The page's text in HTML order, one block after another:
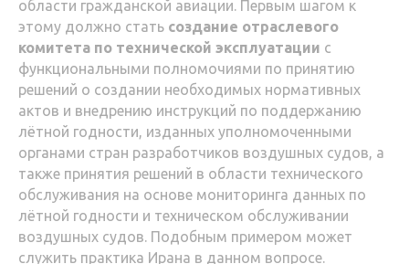
области гражданской авиации. Первым шагом к
этому должно стать создание отраслевого
комитета по технической эксплуатации с
функциональными полномочиями по принятию
решений о создании необходимых нормативных
актов и внедрению инструкций по поддержанию
лётной годности, изданных уполномоченными
органами стран разработчиков воздушных судов, а
также принятия решений в области технического
обслуживания на основе мониторинга данных по
лётной годности и техническом обслуживании
воздушных судов. Подобным примером может
служить практика Ирана в данном вопросе.